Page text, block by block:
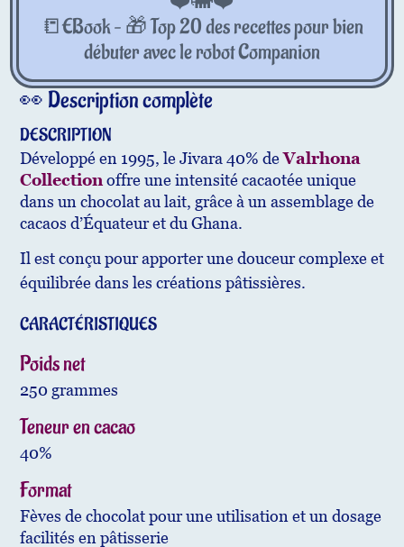
📒EBook – 🎁 Top 20 des recettes pour bien
débuter avec le robot Companion
👀 Description complète
DESCRIPTION
Développé en 1995, le Jivara 40% deValrhona
Collectionoffre une intensité cacaotée unique
dans un chocolat au lait, grâce à un assemblage de
cacaos d’Équateur et du Ghana.
Il est conçu pour apporter une douceur complexe et
équilibrée dans les créations pâtissières.
CARACTÉRISTIQUES
Poids net
250 grammes
Teneur en cacao
40%
Format
Fèves de chocolat pour une utilisation et un dosage
facilités en pâtisserie